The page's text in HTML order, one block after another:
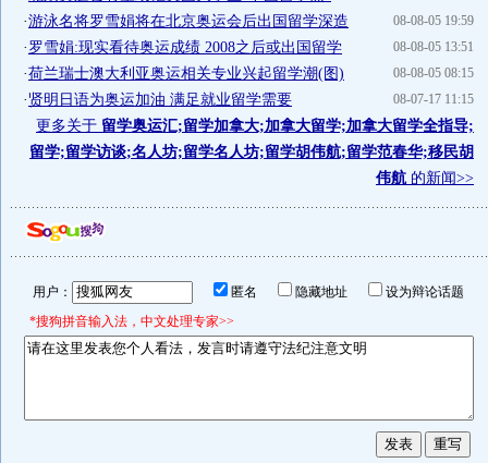
08-08-05 19:59
·游泳名将罗雪娟将在北京奥运会后出国留学深造
08-08-05 13:51
·罗雪娟:现实看待奥运成绩 2008之后或出国留学
08-08-05 08:15
·荷兰瑞士澳大利亚奥运相关专业兴起留学潮(图)
08-07-17 11:15
·贤明日语为奥运加油 满足就业留学需要
更多关于 留学奥运汇;留学加拿大;加拿大留学;加拿大留学全指导;
留学;留学访谈;名人坊;留学名人坊;留学胡伟航;留学范春华;移民胡
伟航 的新闻>>
用户： 匿名 隐藏地址
设为辩论话题
*搜狗拼音输入法，中文处理专家>>